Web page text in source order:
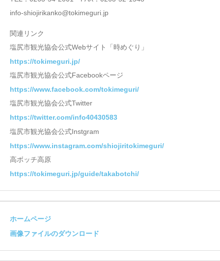
info-shiojirikanko@tokimeguri.jp
関連リンク
塩尻市観光協会公式Webサイト「時めぐり」
https://tokimeguri.jp/
塩尻市観光協会公式Facebookページ
https://www.facebook.com/tokimeguri/
塩尻市観光協会公式Twitter
https://twitter.com/info40430583
塩尻市観光協会公式Instgram
https://www.instagram.com/shiojiritokimeguri/
高ボッチ高原
https://tokimeguri.jp/guide/takabotchi/
ホームページ
画像ファイルのダウンロード